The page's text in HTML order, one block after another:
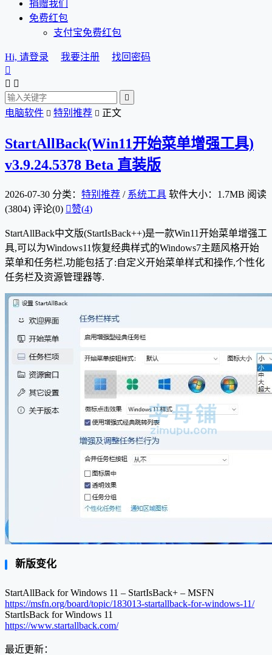
捐赠我们
免费红包
支付宝免费红包
Hi, 请登录 我要注册
找回密码

 

电脑软件  特别推荐  正文
StartAllBack(Win11开始菜单增强工具)
v3.9.24.5378 Beta 直装版
2026-07-30 分类： 特别推荐 / 系统工具 软件大小：1.7MB 阅读
(3804) 评论(0) 赞(4)
StartAllBack中文版(StartIsBack++)是一款Win11开始菜单增强工
具,可以为Windows11恢复经典样式的Windows7主题风格开始
菜单和任务栏,功能包括了:自定义开始菜单样式和操作,个性化
任务栏及资源管理器等.
新版变化
StartAllBack for Windows 11 – StartIsBack+ – MSFN
https://msfn.org/board/topic/183013-startallback-for-windows-11/
StartIsBack for Windows 11
https://www.startallback.com/
最近更新：